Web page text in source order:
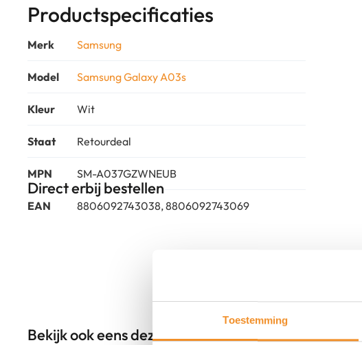
Toestemming
Productspecificaties
Merk Samsung
Model Samsung Galaxy A03s
Kleur Wit
Staat Retourdeal
MPN SM-A037GZWNEUB
EAN 8806092743038, 8806092743069
Direct erbij bestellen
Bekijk ook eens deze producten